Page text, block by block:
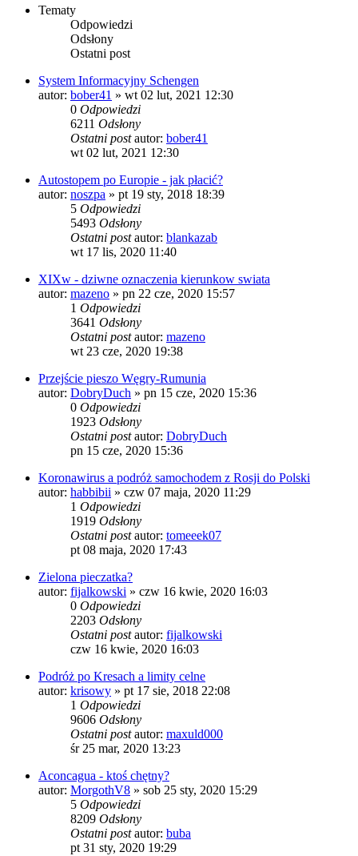
Tematy
Odpowiedzi
Odsłony
Ostatni post
System Informacyjny Schengen
autor: bober41 » wt 02 lut, 2021 12:30
0 Odpowiedzi
6211 Odsłony
Ostatni postautor: bober41
wt 02 lut, 2021 12:30
Autostopem po Europie - jak płacić?
autor: noszpa » pt 19 sty, 2018 18:39
5 Odpowiedzi
5493 Odsłony
Ostatni postautor: blankazab
wt 17 lis, 2020 11:40
XIXw - dziwne oznaczenia kierunkow swiata
autor: mazeno » pn 22 cze, 2020 15:57
1 Odpowiedzi
3641 Odsłony
Ostatni postautor: mazeno
wt 23 cze, 2020 19:38
Przejście pieszo Węgry-Rumunia
autor: DobryDuch » pn 15 cze, 2020 15:36
0 Odpowiedzi
1923 Odsłony
Ostatni postautor: DobryDuch
pn 15 cze, 2020 15:36
Koronawirus a podróż samochodem z Rosji do Polski
autor: habbibii » czw 07 maja, 2020 11:29
1 Odpowiedzi
1919 Odsłony
Ostatni postautor: tomeeek07
pt 08 maja, 2020 17:43
Zielona pieczatka?
autor: fijalkowski » czw 16 kwie, 2020 16:03
0 Odpowiedzi
2203 Odsłony
Ostatni postautor: fijalkowski
czw 16 kwie, 2020 16:03
Podróż po Kresach a limity celne
autor: krisowy » pt 17 sie, 2018 22:08
1 Odpowiedzi
9606 Odsłony
Ostatni postautor: maxuld000
śr 25 mar, 2020 13:23
Aconcagua - ktoś chętny?
autor: MorgothV8 » sob 25 sty, 2020 15:29
5 Odpowiedzi
8209 Odsłony
Ostatni postautor: buba
pt 31 sty, 2020 19:29